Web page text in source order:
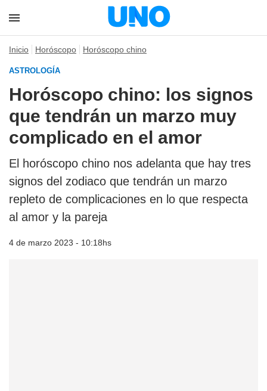
Inicio Horóscopo Horóscopo chino
ASTROLOGÍA
Horóscopo chino: los signos
que tendrán un marzo muy
complicado en el amor
El horóscopo chino nos adelanta que hay tres
signos del zodiaco que tendrán un marzo
repleto de complicaciones en lo que respecta
al amor y la pareja
4 de marzo 2023 - 10:18hs